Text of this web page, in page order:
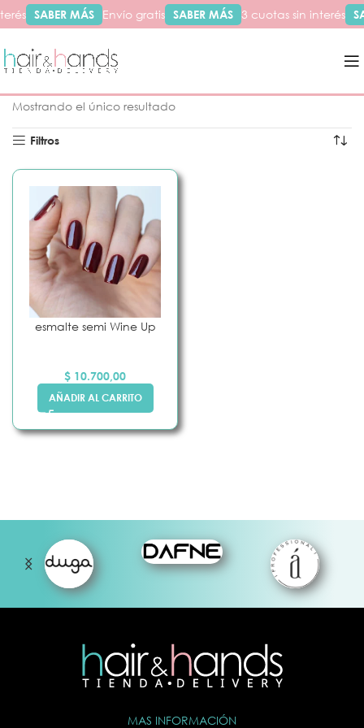
SABER MÁS Envío gratis SABER MÁS 3 cuotas sin interés
Mostrando el único resultado
Filtros
esmalte semi Wine Up
$ 10.700,00
AÑADIR AL CARRITO
MAS INFORMACIÓN